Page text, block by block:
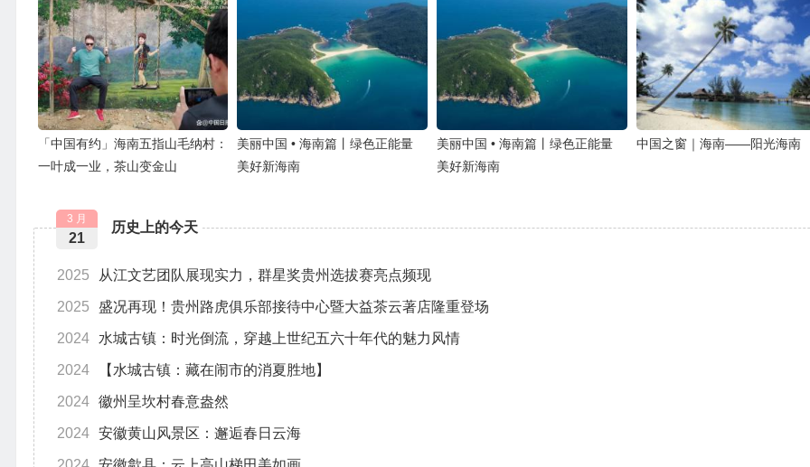
「中国有约」海南五指山毛纳村：
一叶成一业，茶山变金山
美丽中国 • 海南篇丨绿色正能量
美好新海南
美丽中国 • 海南篇丨绿色正能量
美好新海南
中国之窗｜海南——阳光海南
历史上的今天
3 月
21
2025 从江文艺团队展现实力，群星奖贵州选拔赛亮点频现
2025 盛况再现！贵州路虎俱乐部接待中心暨大益茶云著店隆重登场
2024 水城古镇：时光倒流，穿越上世纪五六十年代的魅力风情
2024 【水城古镇：藏在闹市的消夏胜地】
2024 徽州呈坎村春意盎然
2024 安徽黄山风景区：邂逅春日云海